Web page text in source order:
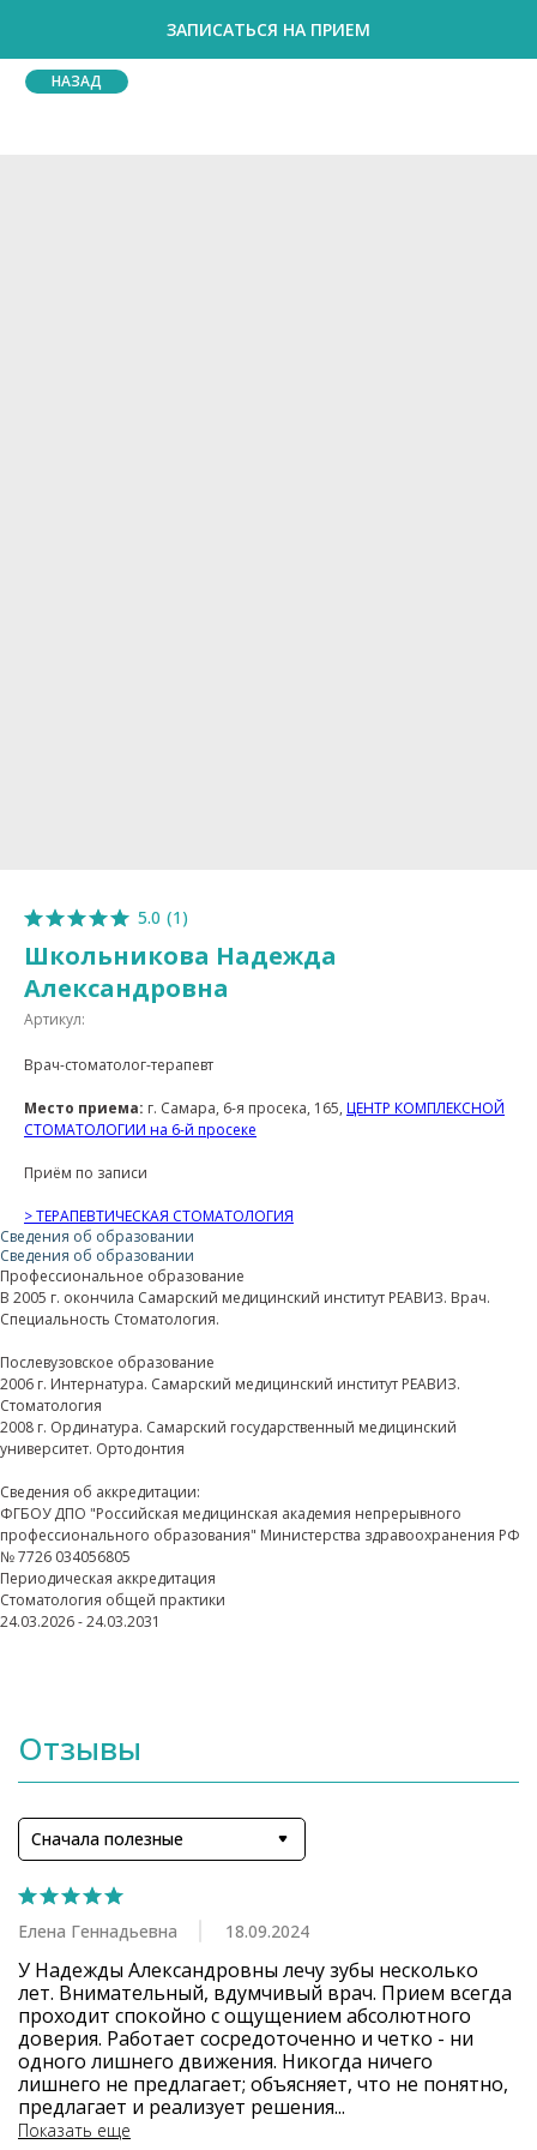
ЗАПИСАТЬСЯ НА ПРИЕМ
НАЗАД
5.0 (1)
Школьникова Надежда
Александровна
Артикул:
Врач-стоматолог-терапевт
Место приема: г. Самара, 6-я просека, 165, ЦЕНТР КОМПЛЕКСНОЙ
СТОМАТОЛОГИИ на 6-й просеке
Приём по записи
> ТЕРАПЕВТИЧЕСКАЯ СТОМАТОЛОГИЯ
Сведения об образовании
Сведения об образовании
Профессиональное образование
В 2005 г. окончила Самарский медицинский институт РЕАВИЗ. Врач.
Специальность Стоматология.
Послевузовское образование
2006 г. Интернатура. Самарский медицинский институт РЕАВИЗ.
Стоматология
2008 г. Ординатура. Самарский государственный медицинский
университет. Ортодонтия
Сведения об аккредитации:
ФГБОУ ДПО "Российская медицинская академия непрерывного
профессионального образования" Министерства здравоохранения РФ
№ 7726 034056805
Периодическая аккредитация
Стоматология общей практики
24.03.2026 - 24.03.2031
Отзывы
Сначала полезные
Елена Геннадьевна 18.09.2024
У Надежды Александровны лечу зубы несколько
лет. Внимательный, вдумчивый врач. Прием всегда
проходит спокойно с ощущением абсолютного
доверия. Работает сосредоточенно и четко - ни
одного лишнего движения. Никогда ничего
лишнего не предлагает; объясняет, что не понятно,
предлагает и реализует решения...
Показать еще